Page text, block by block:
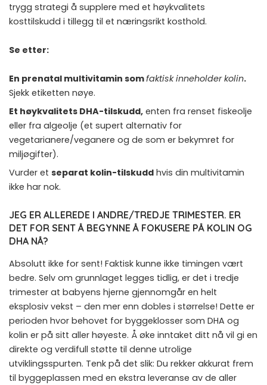
trygg strategi å supplere med et høykvalitets
kosttilskudd i tillegg til et næringsrikt kosthold.
Se etter:
En prenatal multivitamin somfaktisk inneholder kolin.
Sjekk etiketten nøye.
Et høykvalitets DHA-tilskudd, enten fra renset fiskeolje
eller fra algeolje (et supert alternativ for
vegetarianere/veganere og de som er bekymret for
miljøgifter).
Vurder et separat kolin-tilskudd hvis din multivitamin
ikke har nok.
JEG ER ALLEREDE I ANDRE/TREDJE TRIMESTER. ER
DET FOR SENT Å BEGYNNE Å FOKUSERE PÅ KOLIN OG
DHA NÅ?
Absolutt ikke for sent! Faktisk kunne ikke timingen vært
bedre. Selv om grunnlaget legges tidlig, er det i tredje
trimester at babyens hjerne gjennomgår en helt
eksplosiv vekst – den mer enn dobles i størrelse! Dette er
perioden hvor behovet for byggeklosser som DHA og
kolin er på sitt aller høyeste. Å øke inntaket ditt nå vil gi en
direkte og verdifull støtte til denne utrolige
utviklingsspurten. Tenk på det slik: Du rekker akkurat frem
til byggeplassen med en ekstra leveranse av de aller